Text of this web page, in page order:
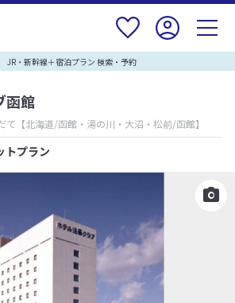
JR・新幹線＋宿泊プラン 検索・予約
函館
て 【北海道/函館・湯の川・大沼・松前/函館】
トプラン